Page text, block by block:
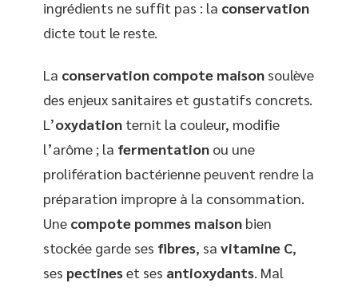
ingrédients ne suffit pas : la conservation
dicte tout le reste.
La conservation compote maison soulève
des enjeux sanitaires et gustatifs concrets.
L’oxydation ternit la couleur, modifie
l’arôme ; la fermentation ou une
prolifération bactérienne peuvent rendre la
préparation impropre à la consommation.
Une compote pommes maison bien
stockée garde ses fibres, sa vitamine C,
ses pectineset ses antioxydants. Mal